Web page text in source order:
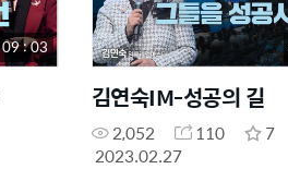
09 : 03
김연숙IM-성공의 길
2,052 110
7
2023.02.27